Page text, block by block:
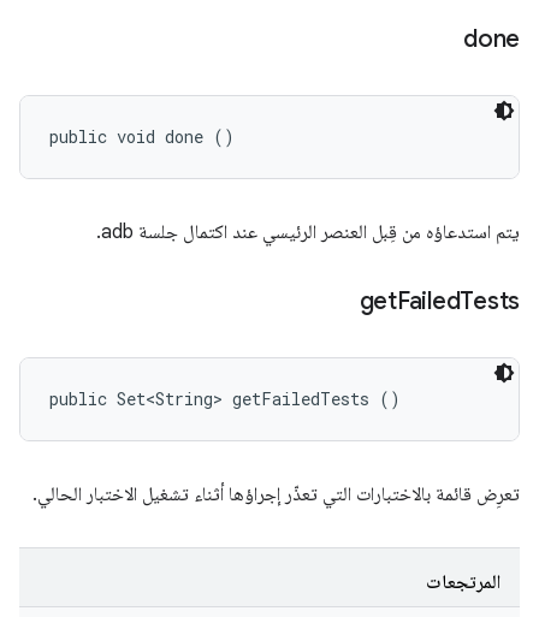
done
public void done ()
يتم استدعاؤه من قِبل العنصر الرئيسي عند اكتمال جلسة adb.
getFailedTests
public Set<String> getFailedTests ()
تعرِض قائمة بالاختبارات التي تعذّر إجراؤها أثناء تشغيل الاختبار الحالي.
المرتجعات